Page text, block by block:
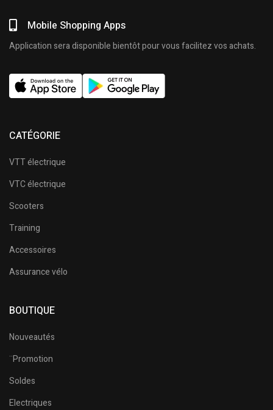
Mobile Shopping Apps
Application sera disponible bientôt pour vous facilitez vos achats.
CATÉGORIE
VTT électrique
VTC électrique
Scooters
Training
Accessoires
Assurance vélo
BOUTIQUE
Nouveautés
¨Promotion
Soldes
Electriques